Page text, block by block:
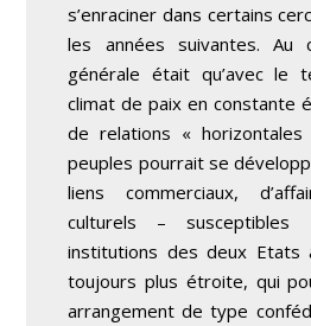
s’enraciner dans certains
les années suivantes. Au
générale était qu’avec le
climat de paix en constante
de relations «
peuples pourrait se
liens commerciaux,
culturels –
institutions des deux Etats
toujours plus étroite, qui
arrangement de type